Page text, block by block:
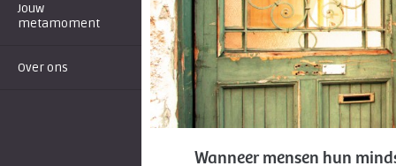
Jouw
metamoment
Over ons
Wanneer mensen hun